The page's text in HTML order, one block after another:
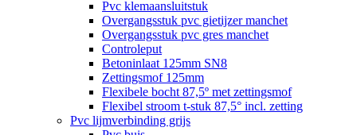
Pvc klemaansluitstuk
Overgangsstuk pvc gietijzer manchet
Overgangsstuk pvc gres manchet
Controleput
Betoninlaat 125mm SN8
Zettingsmof 125mm
Flexibele bocht 87,5º met zettingsmof
Flexibel stroom t-stuk 87,5° incl. zetting
Pvc lijmverbinding grijs